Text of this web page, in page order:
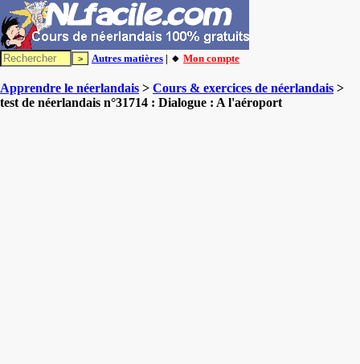
Autres matières | 🔸 Mon compte
Apprendre le néerlandais > Cours & exercices de néerlandais >
test de néerlandais n°31714 : Dialogue : A l'aéroport